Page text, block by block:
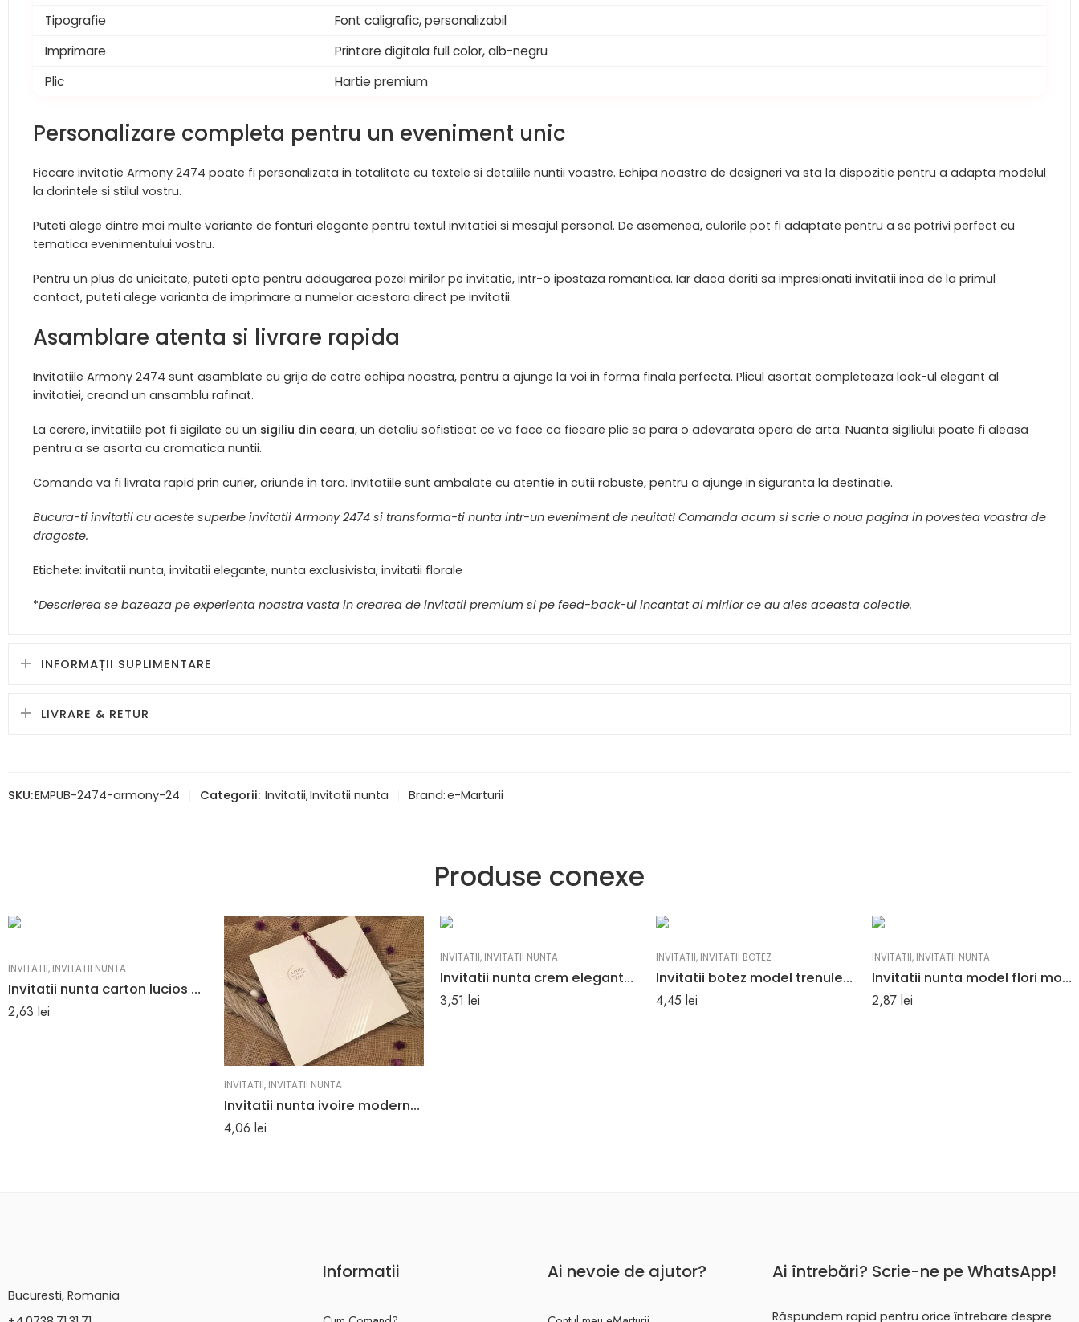
Tipografie
Font caligrafic, personalizabil
Imprimare
Printare digitala full color, alb-negru
Plic
Hartie premium
Personalizare completa pentru un eveniment unic
Fiecare invitatie Armony 2474 poate fi personalizata in totalitate cu textele si detaliile nuntii voastre. Echipa noastra de designeri va sta la dispozitie pentru a adapta modelul
la dorintele si stilul vostru.
Puteti alege dintre mai multe variante de fonturi elegante pentru textul invitatiei si mesajul personal. De asemenea, culorile pot fi adaptate pentru a se potrivi perfect cu
tematica evenimentului vostru.
Pentru un plus de unicitate, puteti opta pentru adaugarea pozei mirilor pe invitatie, intr-o ipostaza romantica. Iar daca doriti sa impresionati invitatii inca de la primul
contact, puteti alege varianta de imprimare a numelor acestora direct pe invitatii.
Asamblare atenta si livrare rapida
Invitatiile Armony 2474 sunt asamblate cu grija de catre echipa noastra, pentru a ajunge la voi in forma finala perfecta. Plicul asortat completeaza look-ul elegant al
invitatiei, creand un ansamblu rafinat.
La cerere, invitatiile pot fi sigilate cu un sigiliu din ceara, un detaliu sofisticat ce va face ca fiecare plic sa para o adevarata opera de arta. Nuanta sigiliului poate fi aleasa
pentru a se asorta cu cromatica nuntii.
Comanda va fi livrata rapid prin curier, oriunde in tara. Invitatiile sunt ambalate cu atentie in cutii robuste, pentru a ajunge in siguranta la destinatie.
Bucura-ti invitatii cu aceste superbe invitatii Armony 2474 si transforma-ti nunta intr-un eveniment de neuitat! Comanda acum si scrie o noua pagina in povestea voastra de
dragoste.
Etichete: invitatii nunta, invitatii elegante, nunta exclusivista, invitatii florale
*Descrierea se bazeaza pe experienta noastra vasta in crearea de invitatii premium si pe feed-back-ul incantat al mirilor ce au ales aceasta colectie.
INFORMAȚII SUPLIMENTARE
LIVRARE & RETUR
SKU:EMPUB-2474-armony-24 Categorii: Invitatii,Invitatii nunta Brand:e-Marturii
Produse conexe
INVITATII, INVITATII NUNTA
Invitatii nunta carton lucios cu striatii rulate intr-o cutiuta 19.7 x 29.3 cm
2,63 lei
INVITATII, INVITATII NUNTA
Invitatii nunta ivoire moderna cu linii argintii 19 x 18.9 cm
4,06 lei
INVITATII, INVITATII NUNTA
Invitatii nunta crem elegante model in relief 26.7 x 10.2 cm
3,51 lei
INVITATII, INVITATII BOTEZ
Invitatii botez model trenulet model alb rosu 12 cm x 16 cm
4,45 lei
INVITATII, INVITATII NUNTA
Invitatii nunta model flori mov 16.7 x 16.7 cm
2,87 lei
Bucuresti, Romania
Informatii Ai nevoie de ajutor? Ai întrebări? Scrie-ne pe WhatsApp!
Răspundem rapid pentru orice întrebare despre